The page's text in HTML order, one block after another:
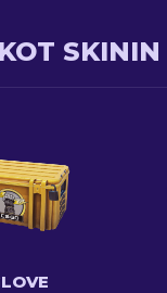
SKININ